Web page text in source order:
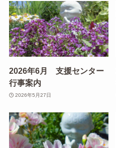
2026年6月 支援センター
行事案内
2026年5月27日